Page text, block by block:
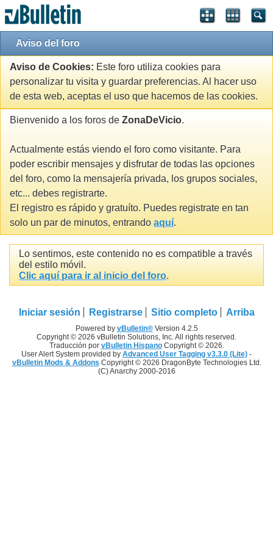
Aviso del foro
Aviso de Cookies: Este foro utiliza cookies para
personalizar tu visita y guardar preferencias. Al hacer uso
de esta web, aceptas el uso que hacemos de las cookies.
Bienvenido a los foros de ZonaDeVicio.
Actualmente estás viendo el foro como visitante. Para
poder escribir mensajes y disfrutar de todas las opciones
del foro, como la mensajería privada, los grupos sociales,
etc... debes registrarte.
El registro es rápido y gratuíto. Puedes registrate en tan
solo un par de minutos, entrando aquí.
Lo sentimos, este contenido no es compatible a través
del estilo móvil.
Clic aquí para ir al inicio del foro.
Iniciar sesión Registrarse Sitio completo Arriba
Powered by vBulletin®Version 4.2.5
Copyright © 2026 vBulletin Solutions, Inc. All rights reserved.
Traducción por vBulletin HispanoCopyright © 2026.
User Alert System provided by Advanced User Tagging v3.3.0 (Lite) -
vBulletin Mods & Addons Copyright © 2026 DragonByte Technologies Ltd.
(C) Anarchy 2000-2016